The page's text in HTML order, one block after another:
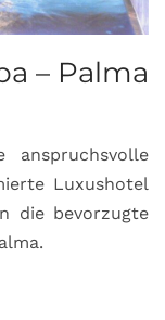
– Palma
anspruchsvolle
Luxushotel
die bevorzugte